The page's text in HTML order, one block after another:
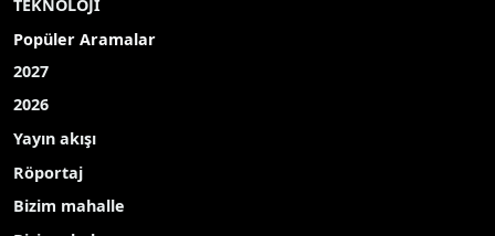
TEKNOLOJİ
Popüler Aramalar
2027
2026
Yayın akışı
Röportaj
Bizim mahalle